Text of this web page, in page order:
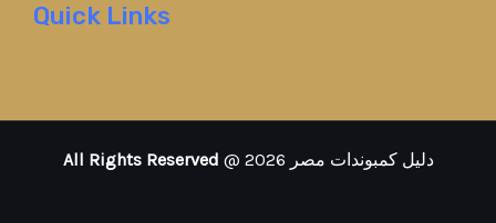
Quick Links
All Rights Reserved @ 2026 دليل كمبوندات مصر